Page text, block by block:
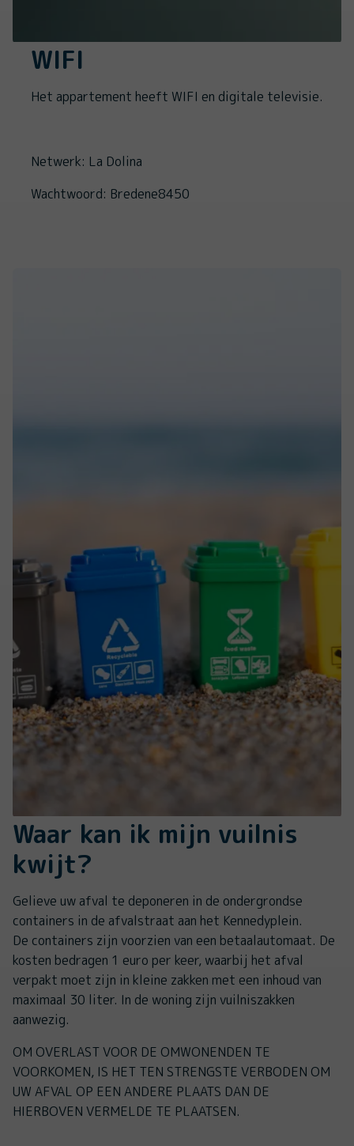
WIFI
Het appartement heeft WIFI en digitale televisie.
Netwerk: La Dolina
Wachtwoord: Bredene8450
Waar kan ik mijn vuilnis
kwijt?
Gelieve uw afval te deponeren in de ondergrondse
containers in de afvalstraat aan het Kennedyplein.
De containers zijn voorzien van een betaalautomaat. De
kosten bedragen 1 euro per keer, waarbij het afval
verpakt moet zijn in kleine zakken met een inhoud van
maximaal 30 liter. In de woning zijn vuilniszakken
aanwezig.
OM OVERLAST VOOR DE OMWONENDEN TE
VOORKOMEN, IS HET TEN STRENGSTE VERBODEN OM
UW AFVAL OP EEN ANDERE PLAATS DAN DE
HIERBOVEN VERMELDE TE PLAATSEN.